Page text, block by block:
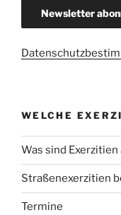
WELCHE
Was sind
Straßenexerzitien
Termine